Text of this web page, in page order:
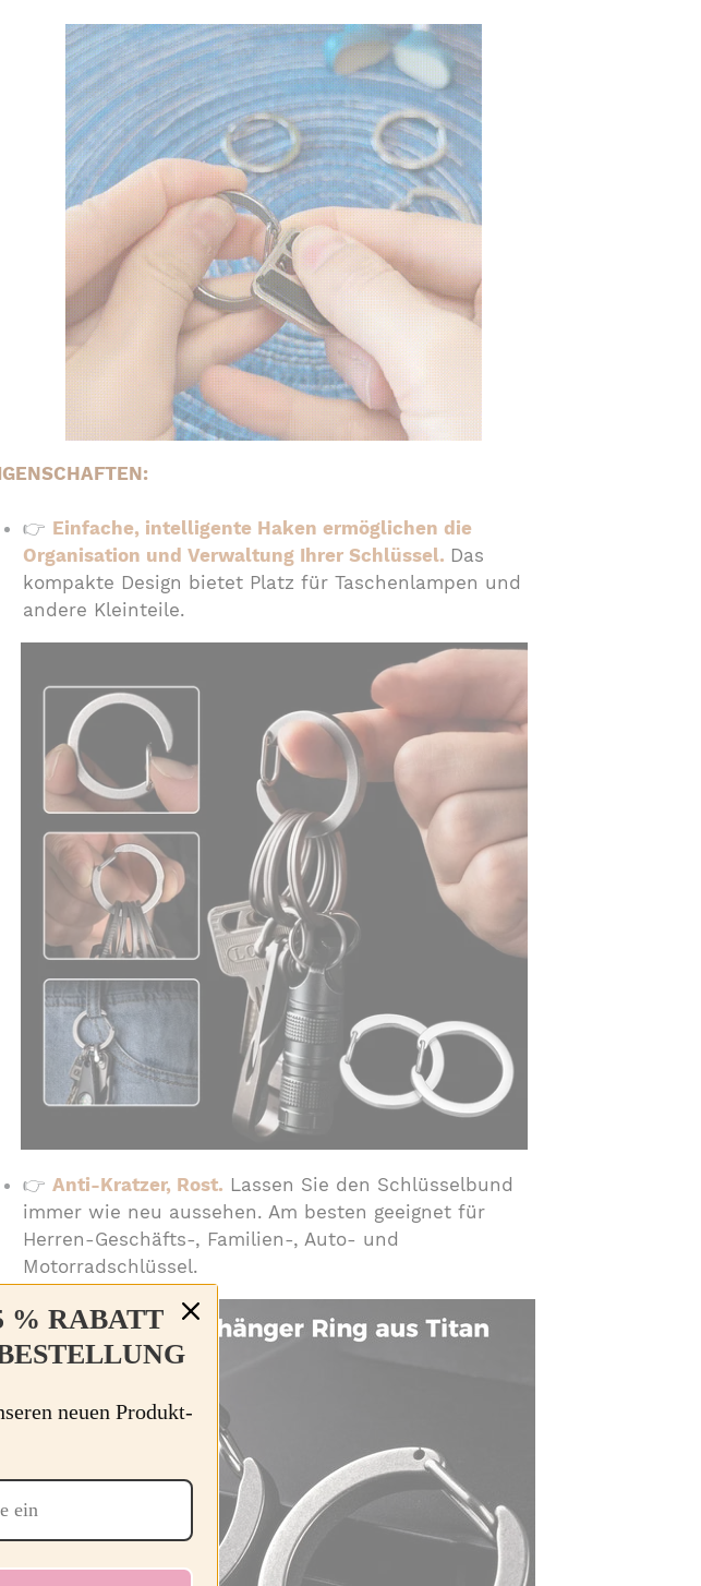
👉 Einfache, intelligente Haken ermöglichen die
Organisation und Verwaltung Ihrer Schlüssel. Das
kompakte Design bietet Platz für Taschenlampen und
andere Kleinteile.
👉 Anti-Kratzer, Rost. Lassen Sie den Schlüsselbund
immer wie neu aussehen. Am besten geeignet für
Herren-Geschäfts-, Familien-, Auto- und
Motorradschlüssel.
% RABATT
neuen Produkt-